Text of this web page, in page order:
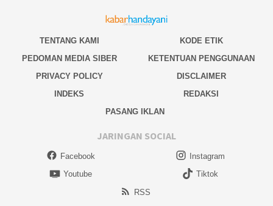
TENTANG KAMI
KODE ETIK
PEDOMAN MEDIA SIBER
KETENTUAN PENGGUNAAN
PRIVACY POLICY
DISCLAIMER
INDEKS
REDAKSI
PASANG IKLAN
JARINGAN SOCIAL
Facebook
Instagram
Youtube
Tiktok
RSS